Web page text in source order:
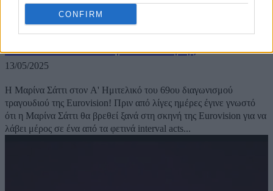
CONFIRM
Eurovision 2025: Στον Α’ Ημιτελικό η Μαρίνα
Σάττι- Το συγκινητικό μήνυμα της Celine Dion
και όλα όσα θα δούμε επί σκηνής
13/05/2025
Η Μαρίνα Σάττι στον Α' Ημιτελικό του 69ου διαγωνισμού
τραγουδιού της Eurovision! Πριν από λίγες ημέρες έγινε γνωστό
ότι η Μαρίνα Σάττι θα βρεθεί ξανά στη σκηνή της Eurovision για να
λάβει μέρος σε ένα από τα φετινά interval acts...